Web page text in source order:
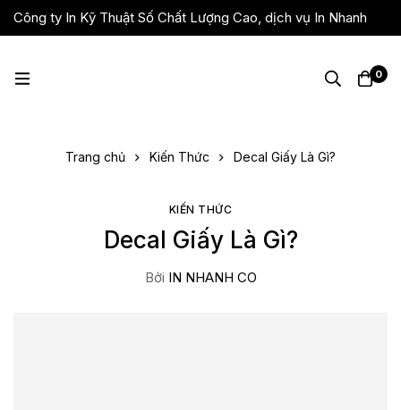
Công ty In Kỹ Thuật Số Chất Lượng Cao, dịch vụ In Nhanh
Giá Rẻ, Lấy Liền
0
Trang chủ Kiến Thức Decal Giấy Là Gì?
KIẾN THỨC
Decal Giấy Là Gì?
Bởi IN NHANH CO